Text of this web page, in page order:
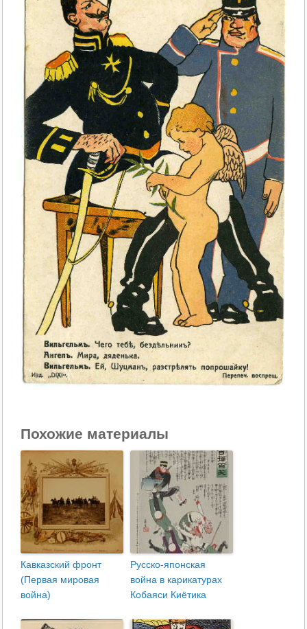
Похожие материалы
Кавказский фронт
(Первая мировая
война)
Русско-японская
война в карикатурах
Кобаяси Киётика